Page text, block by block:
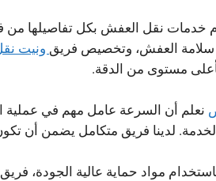
خدمات نقل العفش بكل تفاصيلها من
سلامة العفش، وتخصيص فريق ونيت
مستوى من الدقة.
نعلم أن السرعة عامل مهم في عملية
لدينا فريق متكامل يضمن أن
مواد حماية عالية الجودة، فريق